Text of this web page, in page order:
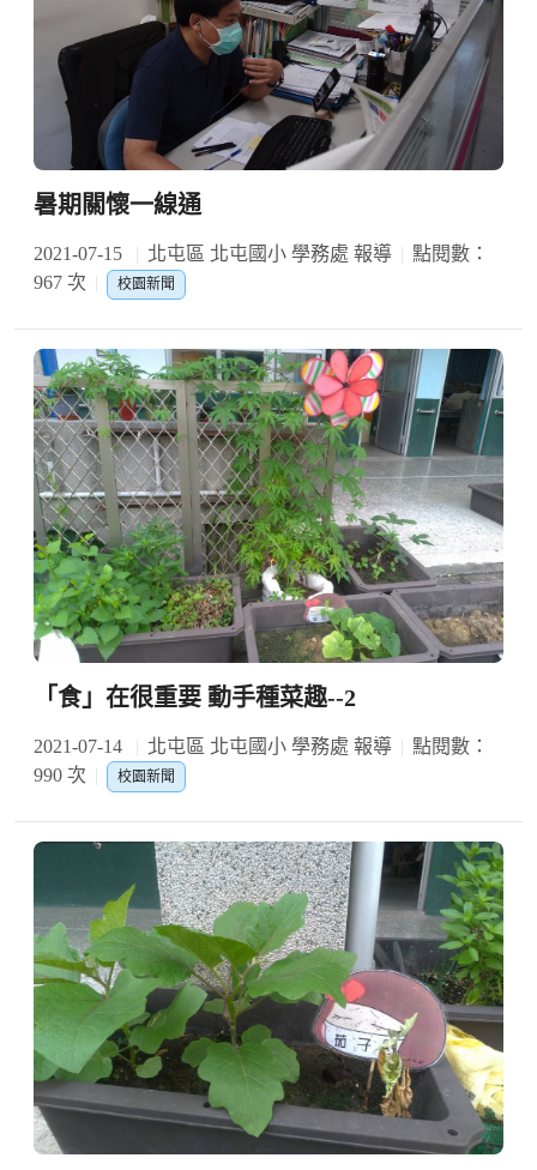
暑期關懷一線通
2021-07-15 北屯區 北屯國小 學務處 報導
點閱數：
967 次
校園新聞
「食」在很重要 動手種菜趣--2
2021-07-14 北屯區 北屯國小 學務處 報導
點閱數：
990 次
校園新聞